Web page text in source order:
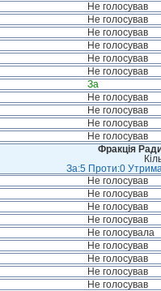
Не голосував
Не голосував
Не голосував
Не голосував
Не голосував
Не голосував
За
Не голосував
Не голосував
Не голосував
Не голосував
Фракція
За:5 Проти:0
Не голосував
Не голосував
Не голосував
Не голосував
Не голосувала
Не голосував
Не голосував
Не голосував
Не голосував